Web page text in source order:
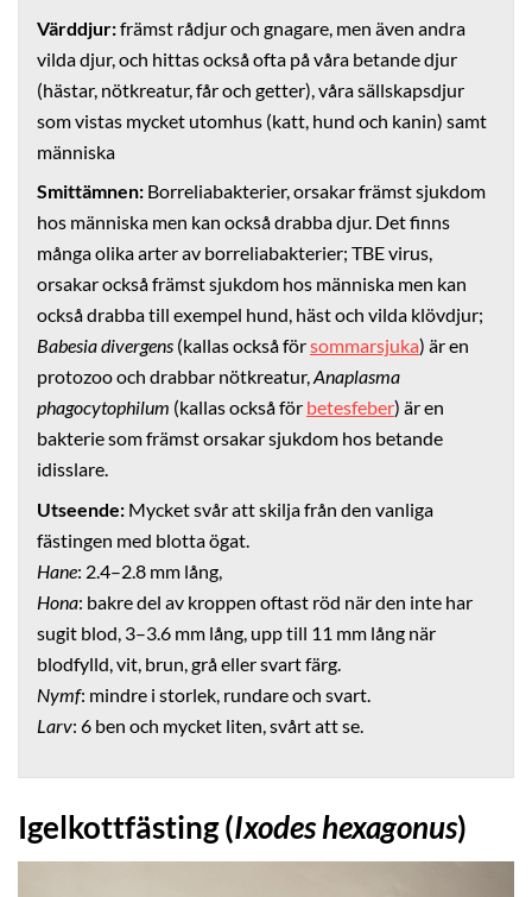
Värddjur:främst rådjur och gnagare, men även andra
vilda djur, och hittas också ofta på våra betande djur
(hästar, nötkreatur, får och getter), våra sällskapsdjur
som vistas mycket utomhus (katt, hund och kanin) samt
människa
Smittämnen: Borreliabakterier, orsakar främst sjukdom
hos människa men kan också drabba djur. Det finns
många olika arter av borreliabakterier; TBE virus,
orsakar också främst sjukdom hos människa men kan
också drabba till exempel hund, häst och vilda klövdjur;
Babesia divergens (kallas också försommarsjuka) är en
protozoo och drabbar nötkreatur,Anaplasma
phagocytophilum (kallas också för betesfeber) är en
bakterie som främst orsakar sjukdom hos betande
idisslare.
Utseende: Mycket svår att skilja från den vanliga
fästingen med blotta ögat.
Hane: 2.4–2.8 mm lång,
Hona: bakre del av kroppen oftast röd när den inte har
sugit blod, 3–3.6 mm lång, upp till 11 mm lång när
blodfylld, vit, brun, grå eller svart färg.
Nymf: mindre i storlek, rundare och svart.
Larv: 6 ben och mycket liten, svårt att se.
Igelkottfästing (Ixodes hexagonus)